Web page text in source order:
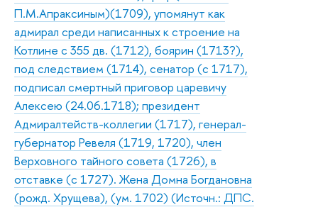
П.М.Апраксиным)(1709), упомянут как
адмирал среди написанных к строение на
Котлине с 355 дв. (1712), боярин (1713?),
под следствием (1714), сенатор (с 1717),
подписал смертный приговор царевичу
Алексею (24.06.1718); президент
Адмиралтейств-коллегии (1717), генерал-
губернатор Ревеля (1719, 1720), член
Верховного тайного совета (1726), в
отставке (с 1727). Жена Домна Богдановна
(рожд. Хрущева), (ум. 1702) (Источн.: ДПС.